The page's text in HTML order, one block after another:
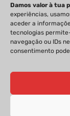
Damos valor à tua
experiências,
aceder a
tecnologias
navegação ou IDs
consentimento
PRIVACIDADE